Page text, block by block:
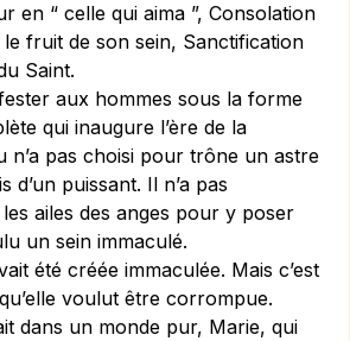
en “ celle qui aima ”, Consolation
fruit de son sein, Sanctification
Saint.
aux hommes sous la forme
qui inaugure l’ère de la
n’a pas choisi pour trône un astre
d’un puissant. Il n’a pas
ailes des anges pour y poser
un sein immaculé.
été créée immaculée. Mais c’est
voulut être corrompue.
dans un monde pur, Marie, qui